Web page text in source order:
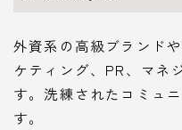
外資系の高級ブランド
ケティング、PR、マネ
す。洗練されたコミュ
す。